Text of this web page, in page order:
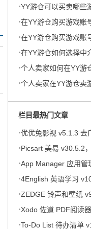
要审核吗？
·YY游仓可以买卖哪些
·在YY游仓购买游戏账
销？
·在YY游仓购买游戏账
·在YY游仓如何选择中
·个人卖家如何在YY游
作室？
·个人卖家在YY游仓卖
栏目最热门文章
·优优兔影视 v5.1.3 去
器
·Picsart 美易 v30.5.2
锁高级版
·App Manager 应用管
·4English 英语学习
·ZEDGE 铃声和壁纸
·Xodo 佐道 PDF阅读器
·To-Do List 待办清单